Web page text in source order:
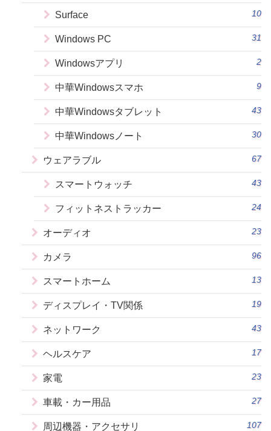
Surface 10
Windows PC 31
Windowsアプリ 2
中華Windowsスマホ 9
中華Windowsタブレット 43
中華Windowsノート 30
ウェアラブル 67
スマートウォッチ 43
フィットネストラッカー 24
オーディオ 23
カメラ 96
スマートホーム 13
ディスプレイ・TV関係 19
ネットワーク 43
ヘルスケア 17
家電 23
車載・カー用品 27
周辺機器・アクセサリ 107